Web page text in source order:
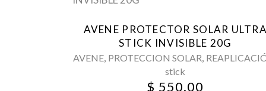
AVENE PROTECTOR SOLAR
STICK INVISIBLE 20G
AVENE, PROTECCION SOLAR,
stick
$ 550.00